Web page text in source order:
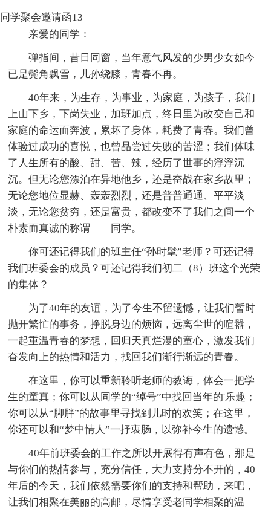
同学聚会邀请函13
亲爱的同学：
弹指间，昔日同窗，当年意气风发的少男少女如今
已是鬓角飘雪，儿孙绕膝，青春不再。
40年来，为生存，为事业，为家庭，为孩子，我们
上山下乡，下岗失业，加班加点，终日里为改变自己和
家庭的命运而奔波，累坏了身体，耗费了青春。我们曾
体验过成功的喜悦，也曾品尝过失败的苦涩；我们体味
了人生所有的酸、甜、苦、辣，经历了世事的浮浮沉
沉。但无论您漂泊在异地他乡，还是奋战在家乡故里；
无论您地位显赫、轰轰烈烈，还是普普通通、平平淡
淡，无论您贫穷，还是富贵，都改变不了我们之间一个
朴素而真诚的称谓——同学。
你可还记得我们的班主任“孙时髦”老师？可还记得
我们班委会的成员？可还记得我们初二（8）班这个光荣
的集体？
为了40年的友谊，为了今生不留遗憾，让我们暂时
抛开繁忙的事务，挣脱身边的烦恼，远离尘世的喧嚣，
一起重温青春的梦想，回归天真烂漫的童心，激发我们
奋发向上的热情和活力，找回我们渐行渐远的青春。
在这里，你可以重新聆听老师的教诲，体会一把学
生的童真；你可以从同学的“绰号”中找回当年的'乐趣；
你可以从“脚胖”的故事里寻找到儿时的欢笑；在这里，
你还可以和“梦中情人”一抒衷肠，以弥补今生的遗憾。
40年前班委会的工作之所以开展得有声有色，那是
与你们的热情参与，充分信任，大力支持分不开的，40
年后的今天，我们依然需要你们的支持和帮助，来吧，
让我们相聚在美丽的高邮，尽情享受老同学相聚的温